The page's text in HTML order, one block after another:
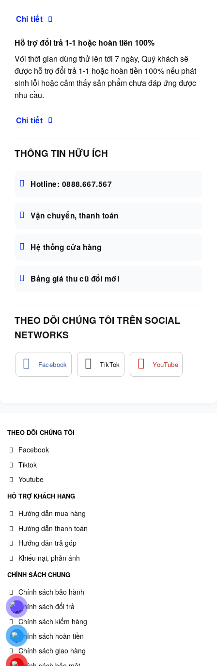
Chi tiết
Hỗ trợ đổi trả 1-1 hoặc hoàn tiền 100%
Với thời gian dùng thử lên tới 7 ngày, Quý khách sẽ
được hỗ trợ đổi trả 1-1 hoặc hoàn tiền 100% nếu phát
sinh lỗi hoặc cảm thấy sản phẩm chưa đáp ứng được
nhu cầu.
Chi tiết
THÔNG TIN HỮU ÍCH
Hotline: 0888.667.567
Vận chuyển, thanh toán
Hệ thống cửa hàng
Bảng giá thu cũ đổi mới
THEO DÕI CHÚNG TÔI TRÊN SOCIAL
NETWORKS
THEO DÕI CHÚNG TÔI
Facebook
Tiktok
Youtube
HỖ TRỢ KHÁCH HÀNG
Hướng dẫn mua hàng
Hướng dẫn thanh toán
Hướng dẫn trả góp
Khiếu nại, phản ánh
CHÍNH SÁCH CHUNG
Chính sách bảo hành
Chính sách đổi trả
Chính sách kiểm hàng
Chính sách hoàn tiền
Chính sách giao hàng